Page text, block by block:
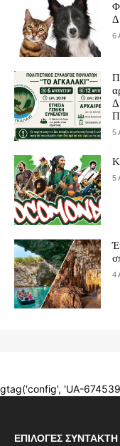
ΕΠΙΛΟΓΈΣ ΣΥΝΤΆΚΤΗ